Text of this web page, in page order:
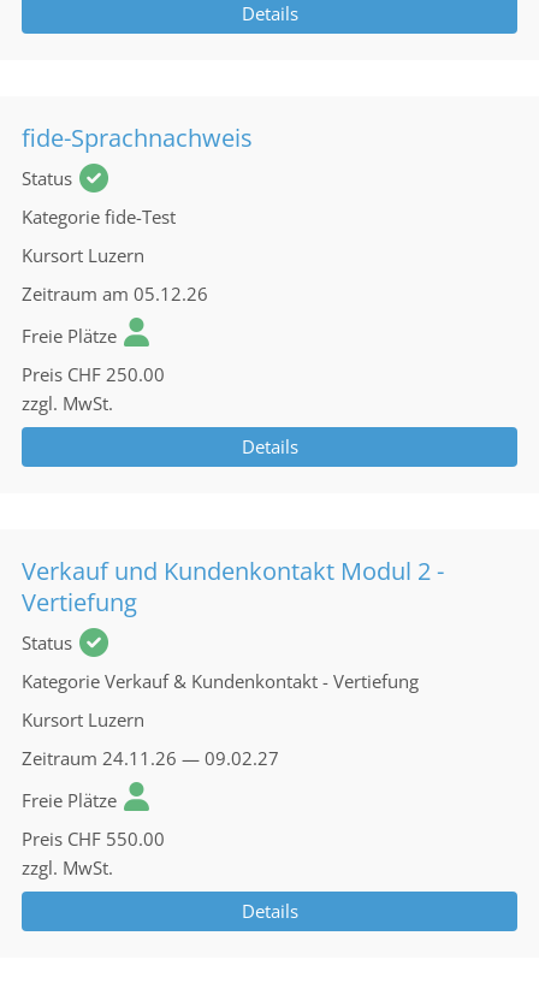
Details
fide-Sprachnachweis
Status
Kategorie fide-Test
Kursort Luzern
Zeitraum am 05.12.26
Freie Plätze
Preis CHF 250.00
zzgl. MwSt.
Details
Verkauf und Kundenkontakt Modul 2 -
Vertiefung
Status
Kategorie Verkauf & Kundenkontakt - Vertiefung
Kursort Luzern
Zeitraum 24.11.26 — 09.02.27
Freie Plätze
Preis CHF 550.00
zzgl. MwSt.
Details